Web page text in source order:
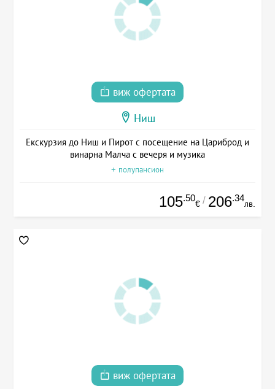
виж офертата
Ниш
Екскурзия до Ниш и Пирот с посещение на Цариброд и
винарна Малча с вечеря и музика
+ полупансион
105.50
€ / 206.34
лв.
виж офертата